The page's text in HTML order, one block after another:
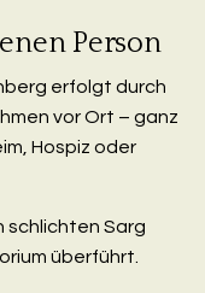
Person
erfolgt durch
vor Ort – ganz
Hospiz oder
schlichten Sarg
überführt.